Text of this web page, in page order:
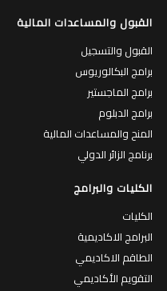
القبول والمساعدات المالية
القبول والتسجيل
برامج البكالوريوس
برامج الماجستير
برامج الدبلوم
المنح والمساعدات المالية
برنامج الزائر الدولي
الكليات والبرامج
الكليات
البرامج الاكاديمية
الطاقم الاكاديمي
التقويم الأكاديمي